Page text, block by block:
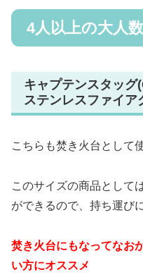
4人以上の大人
キャプテンスタッ
ステンレスファイア
こちらも焚き火台として
このサイズの商品として
ができるので、持ち運び
焚き火台にもなってなお
い方にオススメ